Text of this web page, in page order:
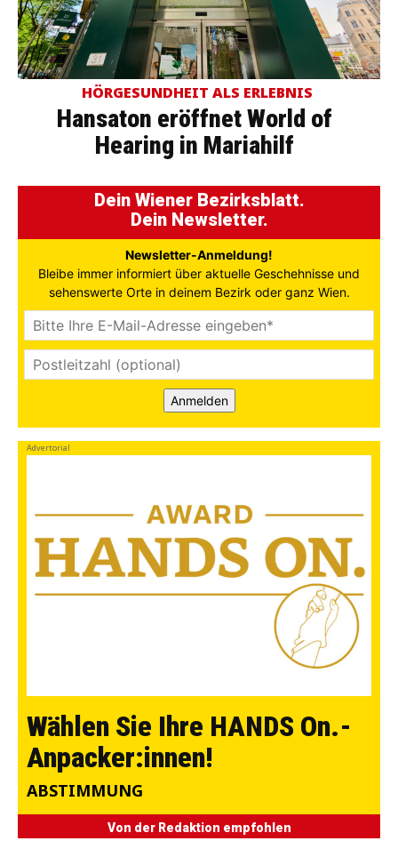
HÖRGESUNDHEIT ALS ERLEBNIS
Hansaton eröffnet World of
Hearing in Mariahilf
Dein Wiener Bezirksblatt.
Dein Newsletter.
Newsletter-Anmeldung!
Bleibe immer informiert über aktuelle Geschehnisse und
sehenswerte Orte in deinem Bezirk oder ganz Wien.
Anmelden
Advertorial
Wählen Sie Ihre HANDS On.-
Anpacker:innen!
ABSTIMMUNG
Von der Redaktion empfohlen